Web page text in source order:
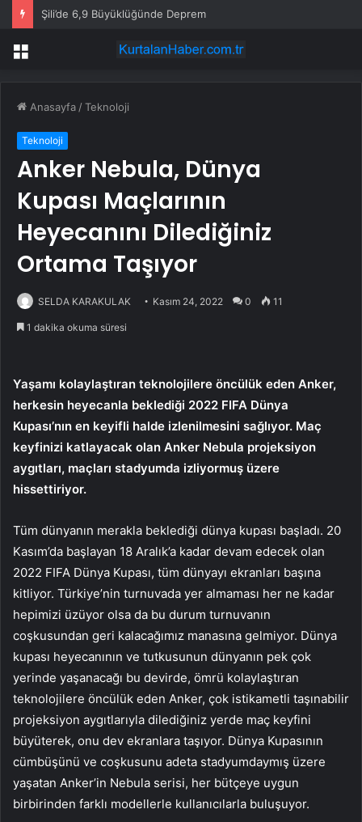
Şili’de 6,9 Büyüklüğünde Deprem
Menü
Anasayfa /Teknoloji
Teknoloji
Anker Nebula, Dünya
Kupası Maçlarının
Heyecanını Dilediğiniz
Ortama Taşıyor
SELDA KARAKULAK Kasım 24, 2022 0 11
1 dakika okuma süresi
Yaşamı kolaylaştıran teknolojilere öncülük eden Anker,
herkesin heyecanla beklediği 2022 FIFA Dünya
Kupası’nın en keyifli halde izlenilmesini sağlıyor. Maç
keyfinizi katlayacak olan Anker Nebula projeksiyon
aygıtları, maçları stadyumda izliyormuş üzere
hissettiriyor.
Tüm dünyanın merakla beklediği dünya kupası başladı. 20
Kasım’da başlayan 18 Aralık’a kadar devam edecek olan
2022 FIFA Dünya Kupası, tüm dünyayı ekranları başına
kitliyor. Türkiye’nin turnuvada yer almaması her ne kadar
hepimizi üzüyor olsa da bu durum turnuvanın
coşkusundan geri kalacağımız manasına gelmiyor. Dünya
kupası heyecanının ve tutkusunun dünyanın pek çok
yerinde yaşanacağı bu devirde, ömrü kolaylaştıran
teknolojilere öncülük eden Anker, çok istikametli taşınabilir
projeksiyon aygıtlarıyla dilediğiniz yerde maç keyfini
büyüterek, onu dev ekranlara taşıyor. Dünya Kupasının
cümbüşünü ve coşkusunu adeta stadyumdaymış üzere
yaşatan Anker’in Nebula serisi, her bütçeye uygun
birbirinden farklı modellerle kullanıcılarla buluşuyor.